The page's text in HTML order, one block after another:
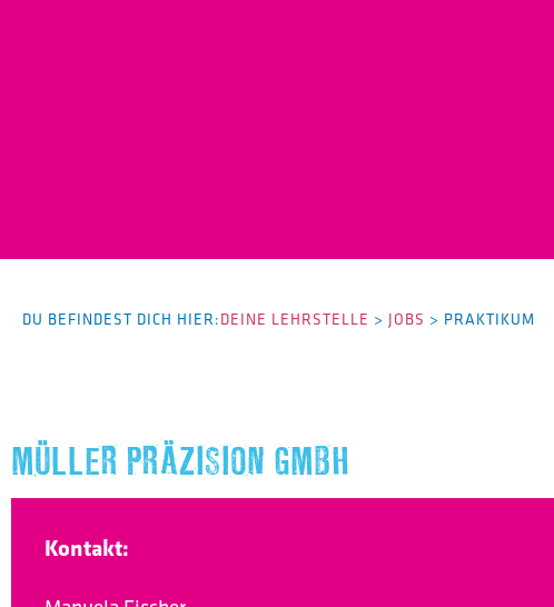
DU BEFINDEST DICH HIER:DEINE LEHRSTELLE > JOBS > PRAKTIKUM
MÜLLER PRÄZISION GMBH
Kontakt: